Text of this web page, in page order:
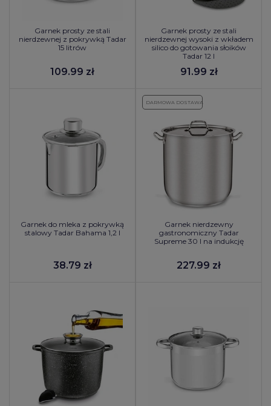
Garnek prosty ze stali
nierdzewnej z pokrywką Tadar
15 litrów
109.99 zł
Garnek prosty ze stali
nierdzewnej wysoki z wkładem
silico do gotowania słoików
Tadar 12 l
91.99 zł
Garnek do mleka z pokrywką
stalowy Tadar Bahama 1,2 l
38.79 zł
DARMOWA DOSTAWA
Garnek nierdzewny
gastronomiczny Tadar
Supreme 30 l na indukcję
227.99 zł